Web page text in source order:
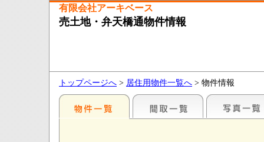
有限会社アーキベース
売土地・弁天橋通物件情報
トップページへ > 居住用物件一覧へ > 物件情報